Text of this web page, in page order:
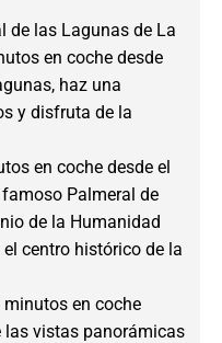
de las Lagunas de La
en coche desde
haz una
y disfruta de la
en coche desde el
Palmeral de
de la Humanidad
el centro histórico de la
minutos en coche
las vistas panorámicas